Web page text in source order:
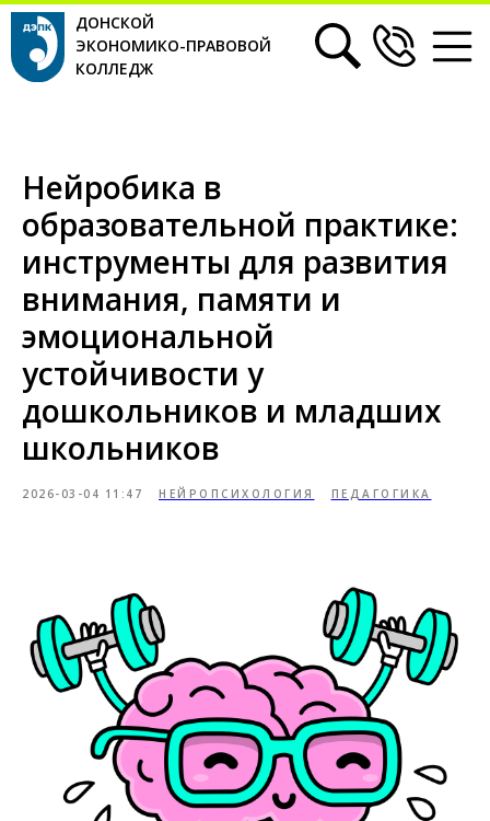
ДОНСКОЙ
ЭКОНОМИКО-ПРАВОВОЙ
КОЛЛЕДЖ
Нейробика в
образовательной практике:
инструменты для развития
внимания, памяти и
эмоциональной
устойчивости у
дошкольников и младших
школьников
2026-03-04 11:47 НЕЙРОПСИХОЛОГИЯ ПЕДАГОГИКА